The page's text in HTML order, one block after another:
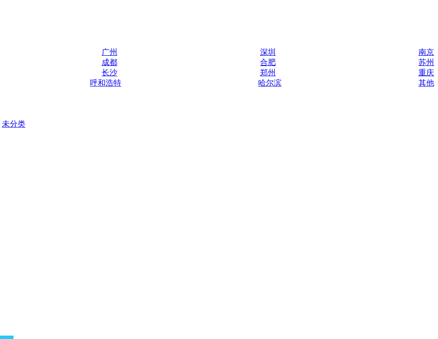
广州 深圳
南京
成都 合肥
苏州
长沙 郑州
重庆
呼和浩特 哈尔滨
其他
未分类